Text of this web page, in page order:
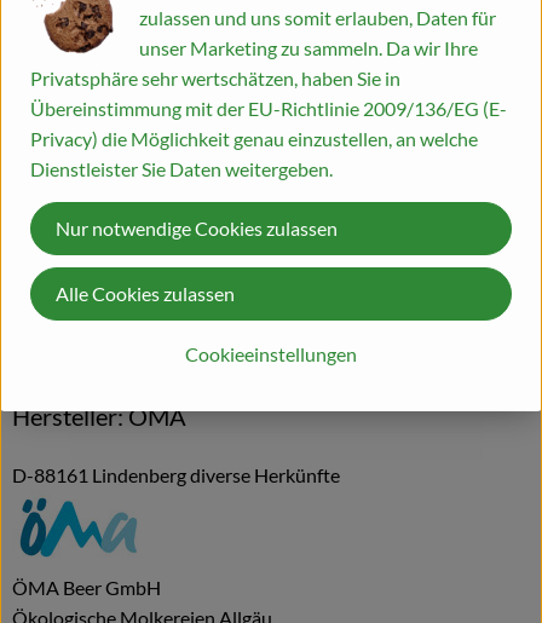
Produktinformationen
Zutaten
Produktdatenblatt
Hersteller: ÖMA
D-88161 Lindenberg diverse Herkünfte
ÖMA Beer GmbH
Ökologische Molkereien Allgäu
zulassen und uns somit erlauben, Daten für
unser Marketing zu sammeln. Da wir Ihre
Privatsphäre sehr wertschätzen, haben Sie in
Übereinstimmung mit der EU-Richtlinie 2009/136/EG (E-
Privacy) die Möglichkeit genau einzustellen, an welche
Dienstleister Sie Daten weitergeben.
Cookieeinstellungen
Nur notwendige Cookies zulassen
Alle Cookies zulassen